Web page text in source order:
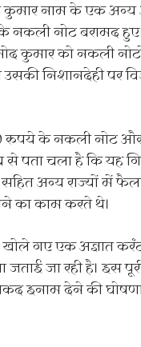
कुमार नाम के एक
नकली नोट बरामद
कुमार को नकली
उसकी निशानदेही पर
रुपये के नकली नोट
पता चला है कि यह
अन्य राज्यों में
का काम करते थे।
गए एक अज्ञात
जा रही है। इस
इनाम देने की